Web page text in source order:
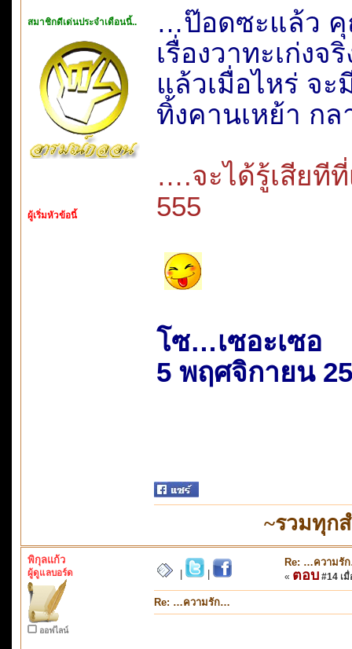
สมาชิกดีเด่นประจำเดือนนี้..
ผู้เริ่มหัวข้อนี้
…ป๊อดซะแล้ว
เรื่องวาทะเก่งจ
แล้วเมื่อไหร่ จ
ทิ้งคานเหย้า ก
….จะได้รู้เสียที
555
โซ…เซอะเซอ
5 พฤศจิกายน
~รวมทุก
พิกุลแก้ว
ผู้ดูแลบอร์ด
ออฟไลน์
Re: …ความรั
« ตอบ #14 เมื่
Re: …ความรัก…